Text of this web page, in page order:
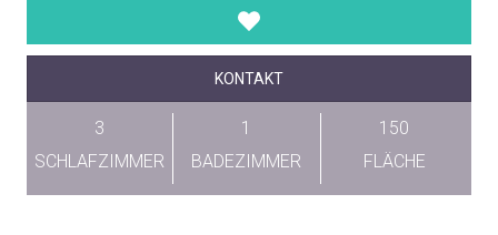
KONTAKT
3
SCHLAFZIMMER
1
BADEZIMMER
150
FLÄCHE